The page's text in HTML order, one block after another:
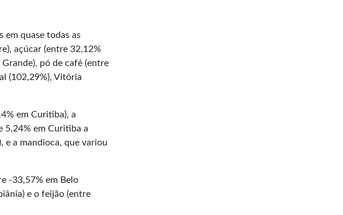
em quase todas as
açúcar (entre 32,12%
pó de café (entre
(102,29%), Vitória
em Curitiba), a
5,24% em Curitiba a
e a mandioca, que variou
-33,57% em Belo
e o feijão (entre